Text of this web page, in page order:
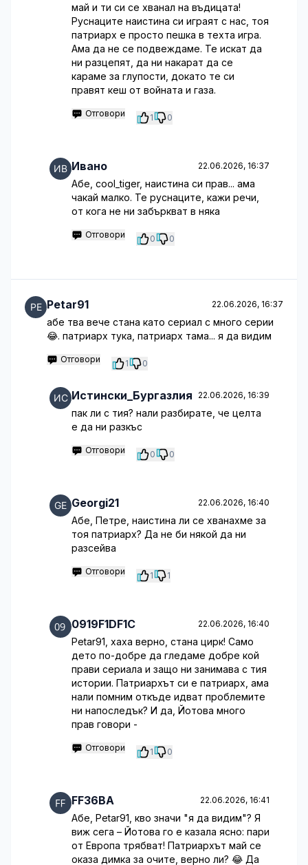
май и ти си се хванал на въдицата!
Руснаците наистина си играят с нас, тоя
патриарх е просто пешка в техта игра.
Ама да не се подвеждаме. Те искат да
ни разцепят, да ни накарат да се
караме за глупости, докато те си
правят кеш от войната и газа.
Отговори 1 0
Ивано 22.06.2026, 16:37
Абе, cool_tiger, наистина си прав... ама
чакай малко. Те руснаците, кажи речи,
от кога не ни забъркват в няка
Отговори 0 0
Petar91 22.06.2026, 16:37
абе тва вече стана като сериал с много серии
😂. патриарх тука, патриарх тама... я да видим
Отговори 1 0
Истински_Бургазлия 22.06.2026, 16:39
пак ли с тия? нали разбирате, че целта
е да ни разкъс
Отговори 0 0
Georgi21 22.06.2026, 16:40
Абе, Петре, наистина ли се хванахме за
тоя патриарх? Да не би някой да ни
разсейва
Отговори 1 1
0919F1DF1C 22.06.2026, 16:40
Petar91, хаха верно, стана цирк! Само
дето по-добре да гледаме добре кой
прави сериала и защо ни занимава с тия
истории. Патриархът си е патриарх, ама
нали помним откъде идват проблемите
ни напоследък? И да, Йотова много
прав говори -
Отговори 1 0
FF36BA 22.06.2026, 16:41
Абе, Petar91, кво значи "я да видим"? Я
виж сега – Йотова го е казала ясно: пари
от Европа трябват! Патриархът май се
оказа димка за очите, верно ли? 😂 Да